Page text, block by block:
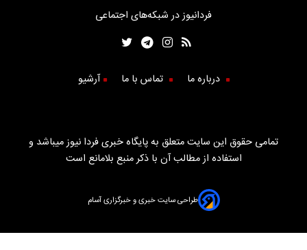
فردانیوز در شبکه‌های اجتماعی
درباره ما تماس با ما آرشیو
تمامی حقوق این سایت متعلق به پایگاه خبری فردا نیوز میباشد و
استفاده از مطالب آن با ذکر منبع بلامانع است
طراحی سایت خبری و خبرگزاری آسام